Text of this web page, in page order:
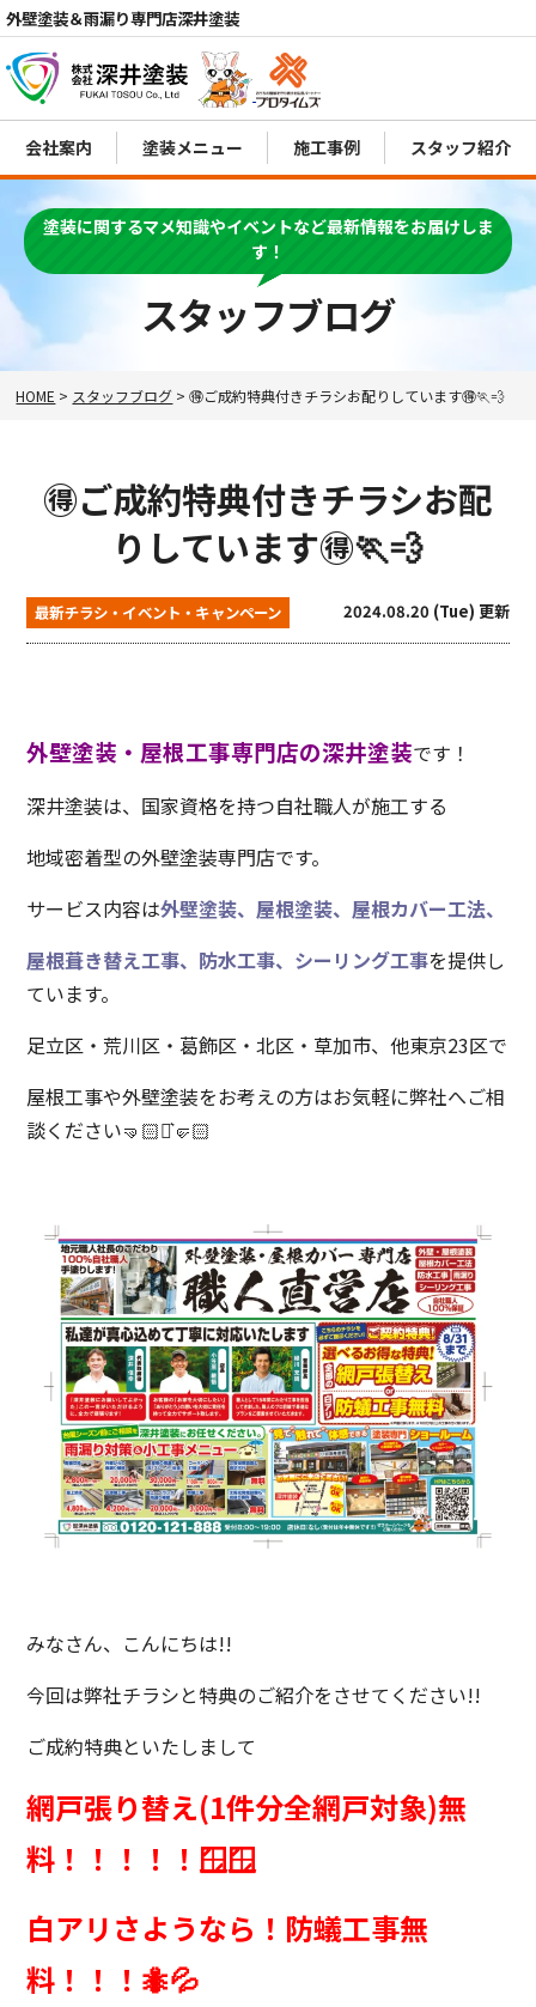
外壁塗装＆雨漏り専門店深井塗装
電話
会社案内 塗装メニュー 施工事例 スタッフ紹介
スタッフブログ
塗装に関するマメ知識やイベントなど最新情報をお届けしま
す！
HOME > スタッフブログ >🉐ご成約特典付きチラシお配りしています🉐🏃💨
🉐ご成約特典付きチラシお配
りしています🉐🏃💨
最新チラシ・イベント・キャンペーン 2024.08.20 (Tue) 更新
外壁塗装・屋根工事専門店の深井塗装です！
深井塗装は、国家資格を持つ自社職人が施工する
地域密着型の外壁塗装専門店です。
サービス内容は外壁塗装、屋根塗装、屋根カバー工法、
屋根葺き替え工事、防水工事、シーリング工事を提供し
ています。
足立区・荒川区・葛飾区・北区・草加市、他東京23区で
屋根工事や外壁塗装をお考えの方はお気軽に弊社へご相
談ください🤜🏻‪‪⋆͛‪‪🤛🏻
みなさん、こんにちは!!
今回は弊社チラシと特典のご紹介をさせてください!!
ご成約特典といたしまして
網戸張り替え(1件分全網戸対象)無
料！！！！！🪟🪟
白アリさようなら！防蟻工事無
料！！！🐜💦